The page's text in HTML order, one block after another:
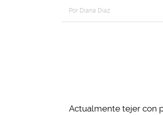
Por Diana Diaz
Actualmente tejer con